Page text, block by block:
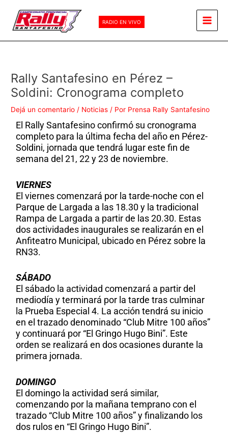
contenido
RADIO EN VIVO
Main
Rally Santafesino en Pérez –
Soldini: Cronograma completo
Dejá un comentario / Noticias / Por Prensa Rally Santafesino
El Rally Santafesino confirmó su cronograma
completo para la última fecha del año en Pérez-
Soldini, jornada que tendrá lugar este fin de
semana del 21, 22 y 23 de noviembre.
VIERNES
El viernes comenzará por la tarde-noche con el
Parque de Largada a las 18.30 y la tradicional
Rampa de Largada a partir de las 20.30. Estas
dos actividades inaugurales se realizarán en el
Anfiteatro Municipal, ubicado en Pérez sobre la
RN33.
SÁBADO
El sábado la actividad comenzará a partir del
mediodía y terminará por la tarde tras culminar
la Prueba Especial 4. La acción tendrá su inicio
en el trazado denominado “Club Mitre 100 años”
y continuará por “El Gringo Hugo Bini”. Este
orden se realizará en dos ocasiones durante la
primera jornada.
DOMINGO
El domingo la actividad será similar,
comenzando por la mañana temprano con el
trazado “Club Mitre 100 años” y finalizando los
dos rulos en “El Gringo Hugo Bini”.